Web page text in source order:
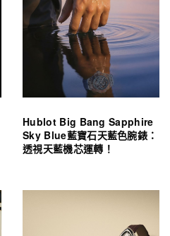
Hublot Big Bang Sapphire
Sky Blue藍寶石天藍色腕錶：
透視天藍機芯運轉！